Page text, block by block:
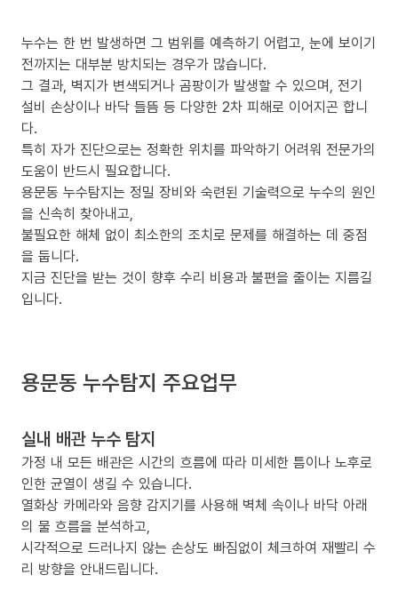
누수는 한 번 발생하면 그 범위를 예측하기 어렵고, 눈에 보이기
전까지는 대부분 방치되는 경우가 많습니다.
그 결과, 벽지가 변색되거나 곰팡이가 발생할 수 있으며, 전기
설비 손상이나 바닥 들뜸 등 다양한 2차 피해로 이어지곤 합니
다.
특히 자가 진단으로는 정확한 위치를 파악하기 어려워 전문가의
도움이 반드시 필요합니다.
용문동 누수탐지는 정밀 장비와 숙련된 기술력으로 누수의 원인
을 신속히 찾아내고,
불필요한 해체 없이 최소한의 조치로 문제를 해결하는 데 중점
을 둡니다.
지금 진단을 받는 것이 향후 수리 비용과 불편을 줄이는 지름길
입니다.
용문동 누수탐지 주요업무
실내 배관 누수 탐지
가정 내 모든 배관은 시간의 흐름에 따라 미세한 틈이나 노후로
인한 균열이 생길 수 있습니다.
열화상 카메라와 음향 감지기를 사용해 벽체 속이나 바닥 아래
의 물 흐름을 분석하고,
시각적으로 드러나지 않는 손상도 빠짐없이 체크하여 재빨리 수
리 방향을 안내드립니다.